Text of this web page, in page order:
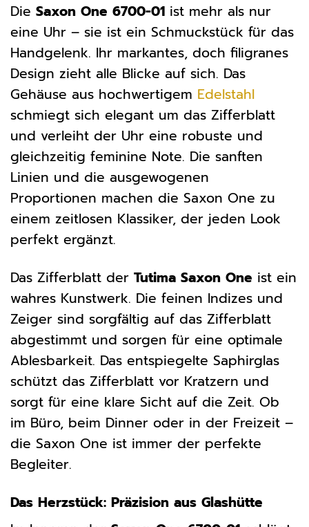
Die Saxon One 6700-01 ist mehr als nur
eine Uhr – sie ist ein Schmuckstück für das
Handgelenk. Ihr markantes, doch filigranes
Design zieht alle Blicke auf sich. Das
Gehäuse aus hochwertigem Edelstahl
schmiegt sich elegant um das Zifferblatt
und verleiht der Uhr eine robuste und
gleichzeitig feminine Note. Die sanften
Linien und die ausgewogenen
Proportionen machen die Saxon One zu
einem zeitlosen Klassiker, der jeden Look
perfekt ergänzt.
Das Zifferblatt der Tutima Saxon One ist ein
wahres Kunstwerk. Die feinen Indizes und
Zeiger sind sorgfältig auf das Zifferblatt
abgestimmt und sorgen für eine optimale
Ablesbarkeit. Das entspiegelte Saphirglas
schützt das Zifferblatt vor Kratzern und
sorgt für eine klare Sicht auf die Zeit. Ob
im Büro, beim Dinner oder in der Freizeit –
die Saxon One ist immer der perfekte
Begleiter.
Das Herzstück: Präzision aus Glashütte